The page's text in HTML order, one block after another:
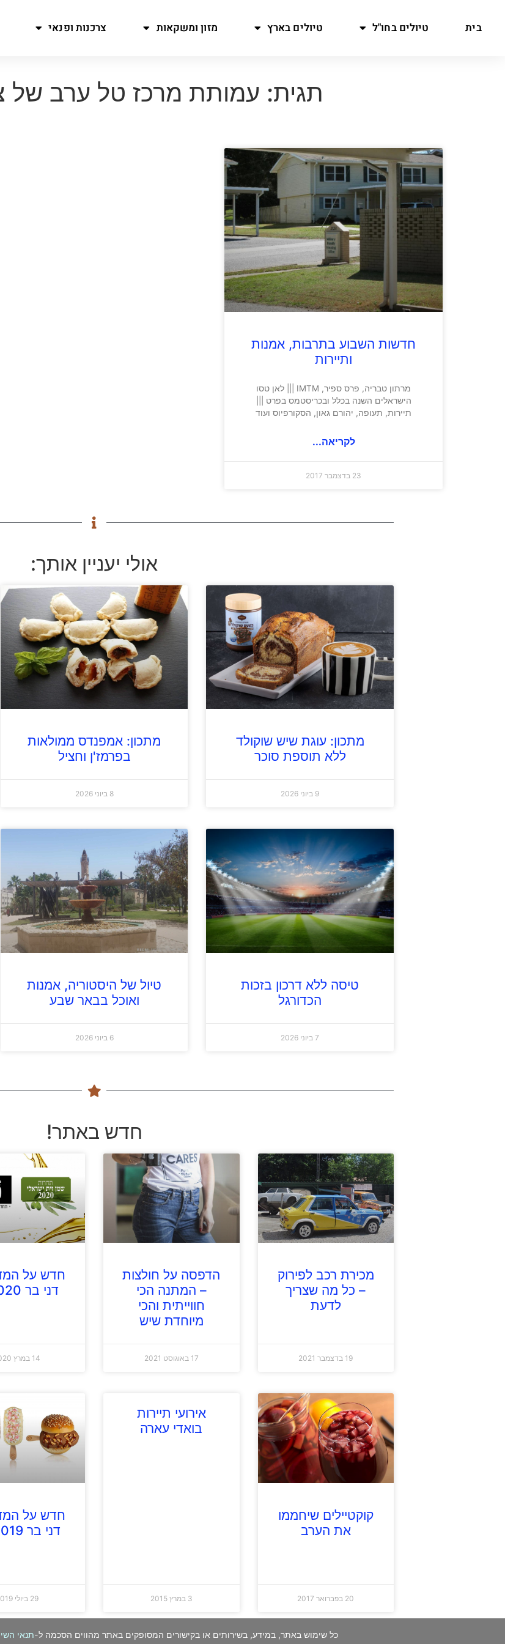
בית טיולים בחו"ל טיולים בארץ מזון ומשקאות צרכנות ופנאי
תגית: עמותת מרכז טל ערב של
חדשות השבוע בתרבות, אמנות
ותיירות
מרתון טבריה, פרס ספיר, IMTM ||| לאן טסו
הישראלים השנה בכלל ובכריסטמס בפרט |||
תיירות, תעופה, יהורם גאון, הסקורפיוס ועוד
לקריאה...
23 בדצמבר 2017
אולי יעניין אותך:
מתכון: עוגת שיש שוקולד
ללא תוספת סוכר
9 ביוני 2026
מתכון: אמפנדס ממולאות
בפרמז'ן וחציל
8 ביוני 2026
טיסה ללא דרכון בזכות
הכדורגל
7 ביוני 2026
טיול של היסטוריה, אמנות
ואוכל בבאר שבע
6 ביוני 2026
חדש באתר!
מכירת רכב לפירוק
– כל מה שצריך
לדעת
19 בדצמבר 2021
הדפסה על חולצות
– המתנה הכי
חווייתית והכי
מיוחדת שיש
17 באוגוסט 2021
חדש על
דני בר 6/2020
14 במרץ 2020
קוקטיילים שיחממו
את הערב
20 בפברואר 2017
אירועי תיירות
בואדי עארה
3 במרץ 2015
חדש על
דני בר 13/2019
29 ביולי 2019
כל שימוש באתר, במידע, בשירותים או בקישורים המסופקים באתר מהווים הסכמה ל-תנאי